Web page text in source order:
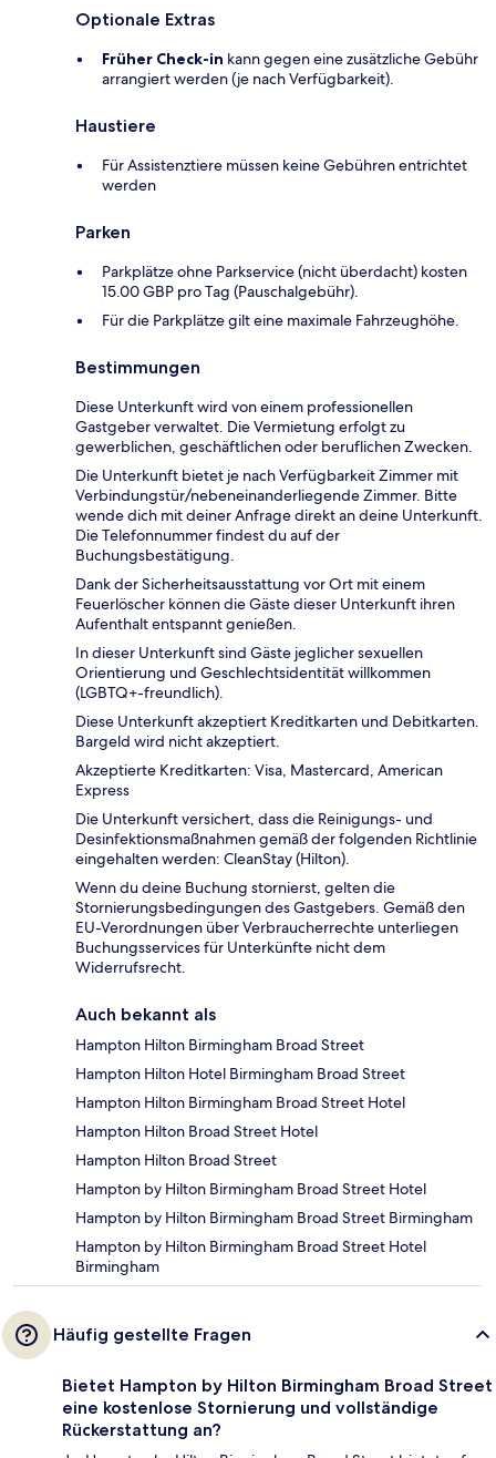
Optionale Extras
Früher Check-in kann gegen eine zusätzliche Gebühr
arrangiert werden (je nach Verfügbarkeit).
Haustiere
Für Assistenztiere müssen keine Gebühren entrichtet
werden
Parken
Parkplätze ohne Parkservice (nicht überdacht) kosten
15.00 GBP pro Tag (Pauschalgebühr).
Für die Parkplätze gilt eine maximale Fahrzeughöhe.
Bestimmungen
Diese Unterkunft wird von einem professionellen
Gastgeber verwaltet. Die Vermietung erfolgt zu
gewerblichen, geschäftlichen oder beruflichen Zwecken.
Die Unterkunft bietet je nach Verfügbarkeit Zimmer mit
Verbindungstür/nebeneinanderliegende Zimmer. Bitte
wende dich mit deiner Anfrage direkt an deine Unterkunft.
Die Telefonnummer findest du auf der
Buchungsbestätigung.
Dank der Sicherheitsausstattung vor Ort mit einem
Feuerlöscher können die Gäste dieser Unterkunft ihren
Aufenthalt entspannt genießen.
In dieser Unterkunft sind Gäste jeglicher sexuellen
Orientierung und Geschlechtsidentität willkommen
(LGBTQ+-freundlich).
Diese Unterkunft akzeptiert Kreditkarten und Debitkarten.
Bargeld wird nicht akzeptiert.
Akzeptierte Kreditkarten: Visa, Mastercard, American
Express
Die Unterkunft versichert, dass die Reinigungs- und
Desinfektionsmaßnahmen gemäß der folgenden Richtlinie
eingehalten werden: CleanStay (Hilton).
Wenn du deine Buchung stornierst, gelten die
Stornierungsbedingungen des Gastgebers. Gemäß den
EU-Verordnungen über Verbraucherrechte unterliegen
Buchungsservices für Unterkünfte nicht dem
Widerrufsrecht.
Auch bekannt als
Hampton Hilton Birmingham Broad Street
Hampton Hilton Hotel Birmingham Broad Street
Hampton Hilton Birmingham Broad Street Hotel
Hampton Hilton Broad Street Hotel
Hampton Hilton Broad Street
Hampton by Hilton Birmingham Broad Street Hotel
Hampton by Hilton Birmingham Broad Street Birmingham
Hampton by Hilton Birmingham Broad Street Hotel
Birmingham
Häufig gestellte Fragen
Bietet Hampton by Hilton Birmingham Broad Street
eine kostenlose Stornierung und vollständige
Rückerstattung an?